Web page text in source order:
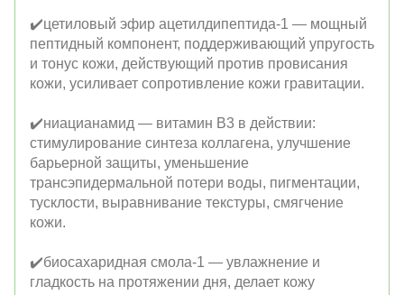
✔️цетиловый эфир ацетилдипептида-1 — мощный
пептидный компонент, поддерживающий упругость
и тонус кожи, действующий против провисания
кожи, усиливает сопротивление кожи гравитации.
✔️ниацианамид — витамин B3 в действии:
стимулирование синтеза коллагена, улучшение
барьерной защиты, уменьшение
трансэпидермальной потери воды, пигментации,
тусклости, выравнивание текстуры, смягчение
кожи.
✔️биосахаридная смола-1 — увлажнение и
гладкость на протяжении дня, делает кожу